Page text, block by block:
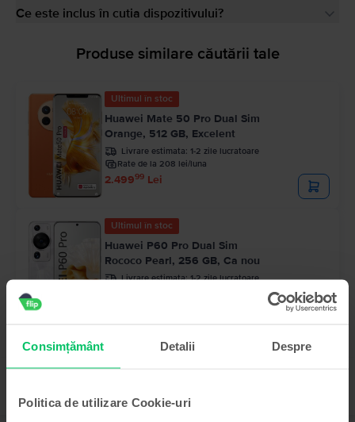
Consimțământ Detalii Despre
Politica de utilizare Cookie-uri
Ce este inclus în cutia dispozitivului?
Produse similare căutării tale
Ultimul în stoc
Huawei Mate 50 Pro Dual Sim
Orange, 512 GB, Excelent
Livrare estimata: 1-2 zile lucratoare
Rate de la 208 lei/luna
2.49999 Lei
Ultimul în stoc
Huawei P60 Pro Dual Sim
Rococo Pearl, 256 GB, Ca nou
Livrare estimata: 1-2 zile lucratoare